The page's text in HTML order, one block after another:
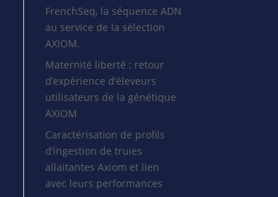
FrenchSeq, la séquence ADN
au service de la sélection
AXIOM.
Maternité liberté : retour
d’expérience d’éleveurs
utilisateurs de la génétique
AXIOM
Caractérisation de profils
d’ingestion de truies
allaitantes Axiom et lien
avec leurs performances